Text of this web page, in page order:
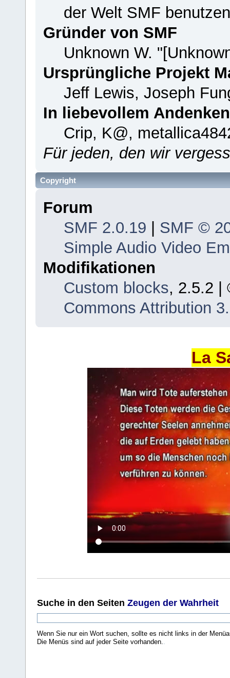
der Welt SMF
Gründer von SMF
Unknown W.
Ursprüngliche Projekt
Jeff Lewis, Joseph
In liebevollem
Crip, K@,
Für jeden, den wir
Copyright
Forum
SMF 2.0.19
SMF ©
Simple Audio Video
Modifikationen
Custom blocks, 2.5.2 |
Commons Attribution
La
Suche in den Seiten Zeugen der Wahrheit
Wenn Sie nur ein Wort suchen, sollte es nicht links in der
Die Menüs sind auf jeder Seite vorhanden..